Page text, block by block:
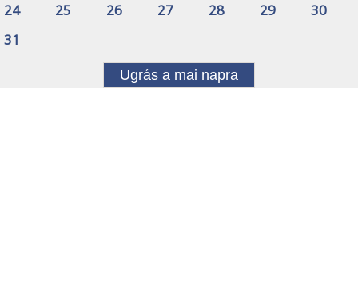
24
25 26 27 28 29
30
31
Ugrás a mai napra